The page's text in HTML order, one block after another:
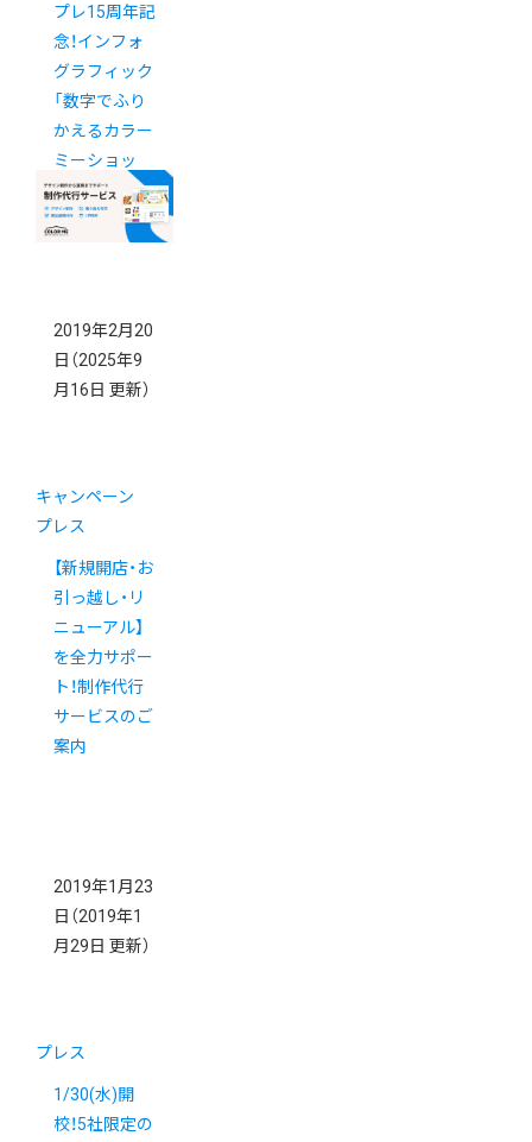
プレ15周年記
念！インフォ
グラフィック
「数字でふり
かえるカラー
ミーショッ
プ」を公開し
ました
2019年2月20
日 （2025年9
月16日 更新）
キャンペーン
プレス
【新規開店・お
引っ越し・リ
ニューアル】
を全力サポー
ト！制作代行
サービスのご
案内
2019年1月23
日 （2019年1
月29日 更新）
プレス
1/30(水)開
校！5社限定の